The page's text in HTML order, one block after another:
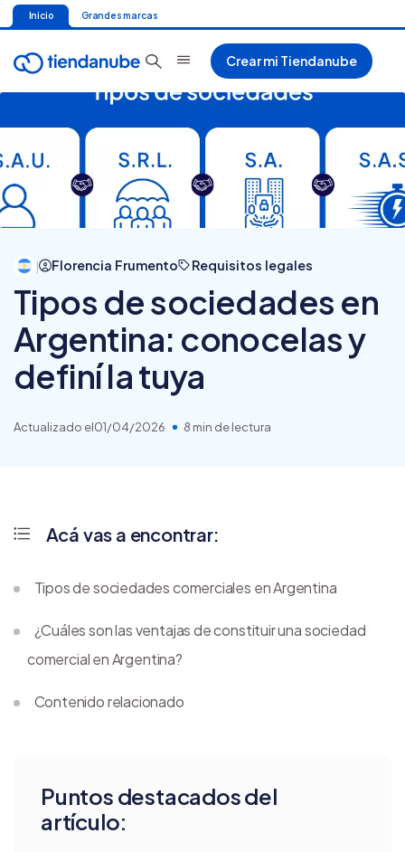
Inicio Grandes marcas
Crear mi Tiendanube
| Florencia Frumento Requisitos legales
Tipos de sociedades en
Argentina: conocelas y
definí la tuya
Actualizado el01/04/2026 8 min de lectura
Puntos destacados del
artículo:
Acá vas a encontrar:
Tipos de sociedades comerciales en Argentina
¿Cuáles son las ventajas de constituir una sociedad
comercial en Argentina?
Contenido relacionado